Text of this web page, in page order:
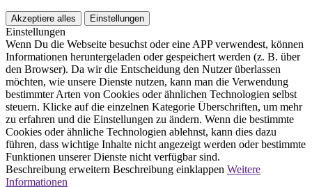
Akzeptiere alles Einstellungen
Einstellungen
Wenn Du die Webseite besuchst oder eine APP verwendest, können
Informationen heruntergeladen oder gespeichert werden (z. B. über
den Browser). Da wir die Entscheidung den Nutzer überlassen
möchten, wie unsere Dienste nutzen, kann man die Verwendung
bestimmter Arten von Cookies oder ähnlichen Technologien selbst
steuern. Klicke auf die einzelnen Kategorie Überschriften, um mehr
zu erfahren und die Einstellungen zu ändern. Wenn die bestimmte
Cookies oder ähnliche Technologien ablehnst, kann dies dazu
führen, dass wichtige Inhalte nicht angezeigt werden oder bestimmte
Funktionen unserer Dienste nicht verfügbar sind.
Beschreibung erweitern Beschreibung einklappen Weitere
Informationen